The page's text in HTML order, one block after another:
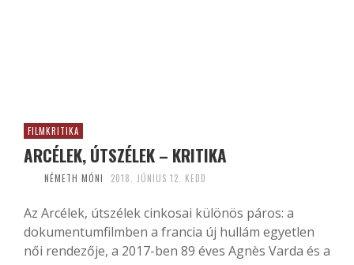
FILMKRITIKA
ARCÉLEK, ÚTSZÉLEK – KRITIKA
NÉMETH MÓNI 2018. JÚNIUS 12. KEDD
Az Arcélek, útszélek cinkosai különös páros: a
dokumentumfilmben a francia új hullám egyetlen
női rendezője, a 2017-ben 89 éves Agnès Varda és a